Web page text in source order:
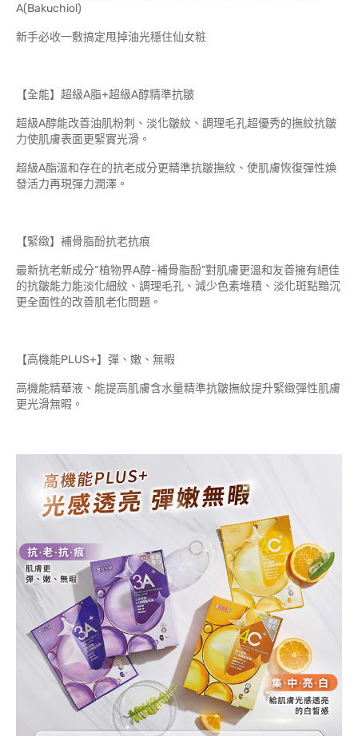
A(Bakuchiol)
新手必收一敷搞定甩掉油光穩住仙女粧
【全能】超級A脂+超級A醇精準抗皺
超級A醇能改善油肌粉刺、淡化皺紋、調理毛孔超優秀的撫紋抗皺
力使肌膚表面更緊實光滑。
超級A酯溫和存在的抗老成分更精準抗皺撫紋、使肌膚恢復彈性煥
發活力再現彈力潤澤。
【緊緻】補骨脂酚抗老抗痕
最新抗老新成分“植物界A醇-補骨脂酚”對肌膚更溫和友善擁有絕佳
的抗皺能力能淡化細紋、調理毛孔、減少色素堆積、淡化斑點黯沉
更全面性的改善肌老化問題。
【高機能PLUS+】彈、嫩、無暇
高機能精華液、能提高肌膚含水量精準抗皺撫紋提升緊緻彈性肌膚
更光滑無暇。